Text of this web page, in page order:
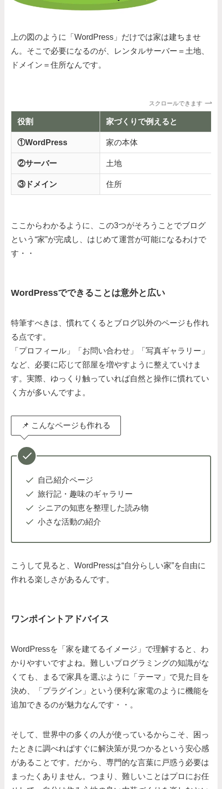
上の図のように「WordPress」だけでは家は建ちませ
ん。そこで必要になるのが、レンタルサーバー＝土地、
ドメイン＝住所なんです。
スクロールできます
役割 家づくりで例えると
①WordPress 家の本体
②サーバー 土地
③ドメイン 住所
ここからわかるように、この3つがそろうことでブログ
という“家”が完成し、はじめて運営が可能になるわけで
す・・
WordPressでできることは意外と広い
特筆すべきは、慣れてくるとブログ以外のページも作れ
る点です。
「プロフィール」「お問い合わせ」「写真ギャラリー」
など、必要に応じて部屋を増やすように整えていけま
す。実際、ゆっくり触っていれば自然と操作に慣れてい
く方が多いんですよ。
📌 こんなページも作れる
自己紹介ページ
旅行記・趣味のギャラリー
シニアの知恵を整理した読み物
小さな活動の紹介
こうして見ると、WordPressは“自分らしい家”を自由に
作れる楽しさがあるんです。
ワンポイントアドバイス
WordPressを「家を建てるイメージ」で理解すると、わ
かりやすいですよね。難しいプログラミングの知識がな
くても、まるで家具を選ぶように「テーマ」で見た目を
決め、「プラグイン」という便利な家電のように機能を
追加できるのが魅力なんです・・。
そして、世界中の多くの人が使っているからこそ、困っ
たときに調べればすぐに解決策が見つかるという安心感
があることです。だから、専門的な言葉に戸惑う必要は
まったくありません。つまり、難しいことはプロにお任